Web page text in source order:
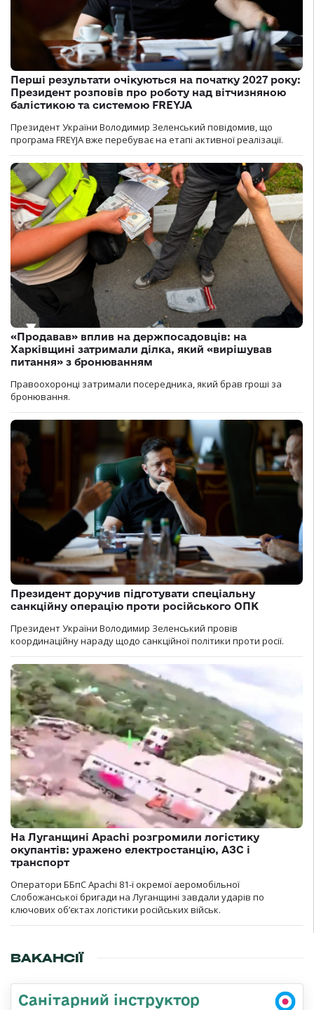
Перші результати очікуються на початку 2027 року:
Президент розповів про роботу над вітчизняною
балістикою та системою FREYJA
Президент України Володимир Зеленський повідомив, що
програма FREYJA вже перебуває на етапі активної реалізації.
«Продавав» вплив на держпосадовців: на
Харківщині затримали ділка, який «вирішував
питання» з бронюванням
Правоохоронці затримали посередника, який брав гроші за
бронювання.
Президент доручив підготувати спеціальну
санкційну операцію проти російського ОПК
Президент України Володимир Зеленський провів
координаційну нараду щодо санкційної політики проти росії.
На Луганщині Apachi розгромили логістику
окупантів: уражено електростанцію, АЗС і
транспорт
Оператори ББпС Apachi 81-ї окремої аеромобільної
Слобожанської бригади на Луганщині завдали ударів по
ключових об’єктах логістики російських військ.
ВАКАНСІЇ
Санітарний інструктор